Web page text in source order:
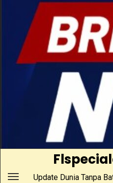
Update Dunia Tanpa